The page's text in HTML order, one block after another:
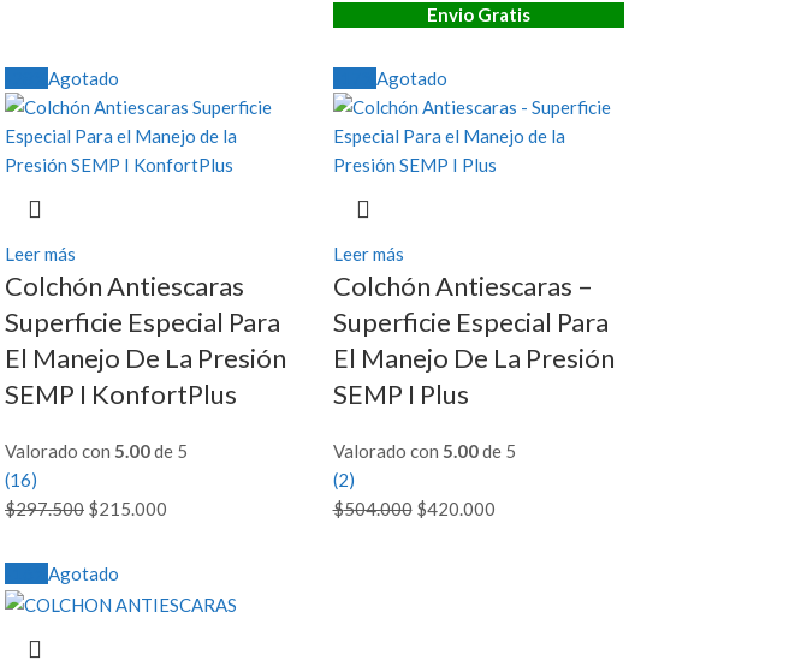
producto
en
de
producto
precio
era:
$750.000.
precio
$620.000.
Envio Gratis
Agotado
Leer más
Colchón Antiescaras
Superficie Especial Para
El Manejo De La Presión
SEMP I KonfortPlus
Valorado con 5.00de 5
(16)
$297.500 El
original
era:
$215.000
es:
Agotado
Leer más
Colchón Antiescaras –
Superficie Especial Para
El Manejo De La Presión
SEMP I Plus
Valorado con 5.00de 5
(2)
$504.000 El
$420.000
Agotado